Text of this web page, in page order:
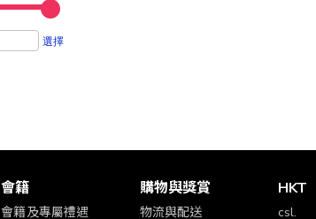
選擇
會籍
會籍及專屬禮遇
購物與獎賞
物流與配送
HKT
csl.